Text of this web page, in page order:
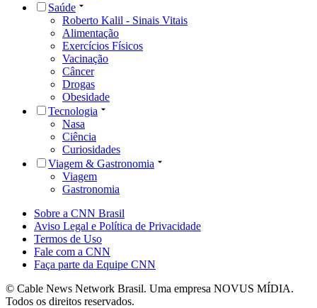
Saúde
Roberto Kalil - Sinais Vitais
Alimentação
Exercícios Físicos
Vacinação
Câncer
Drogas
Obesidade
Tecnologia
Nasa
Ciência
Curiosidades
Viagem & Gastronomia
Viagem
Gastronomia
Sobre a CNN Brasil
Aviso Legal e Política de Privacidade
Termos de Uso
Fale com a CNN
Faça parte da Equipe CNN
© Cable News Network Brasil. Uma empresa NOVUS MÍDIA.
Todos os direitos reservados.